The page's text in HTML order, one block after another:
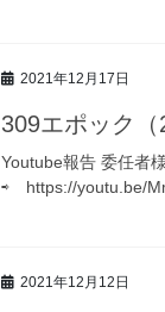
2021年12月17日
309エポック
Youtube報告 委任者
⇨ https://youtu.be/
2021年12月12日